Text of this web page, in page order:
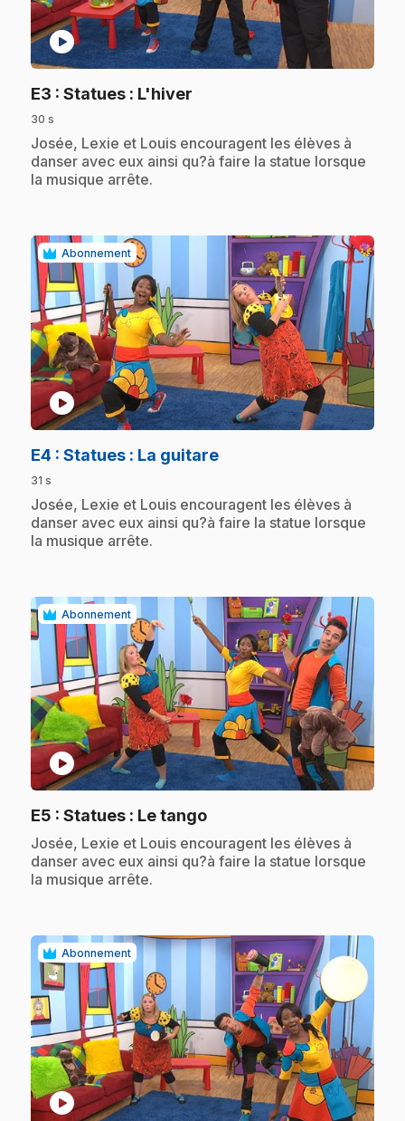
play_circle
E3 : Statues : L'hiver
30 s
.Josée, Lexie et Louis encouragent les élèves à
danser avec eux ainsi qu?à faire la statue lorsque
la musique arrête.
Abonnement
play_circle
E4 : Statues : La guitare.
31 s
.Josée, Lexie et Louis encouragent les élèves à
danser avec eux ainsi qu?à faire la statue lorsque
la musique arrête.
Abonnement
play_circle
E5 : Statues : Le tango.
.Josée, Lexie et Louis encouragent les élèves à
danser avec eux ainsi qu?à faire la statue lorsque
la musique arrête.
Abonnement
play_circle